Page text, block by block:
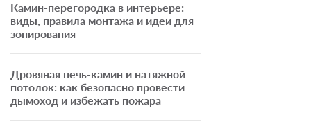
Камин-перегородка в интерьере:
виды, правила монтажа и идеи для
зонирования
Дровяная печь-камин и натяжной
потолок: как безопасно провести
дымоход и избежать пожара